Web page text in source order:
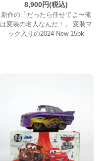
8,900円(税込)
新作の「だったら任せてよ〜俺
は変装の名人なんだ！」 変装マ
ック入りの2024 New 15pk